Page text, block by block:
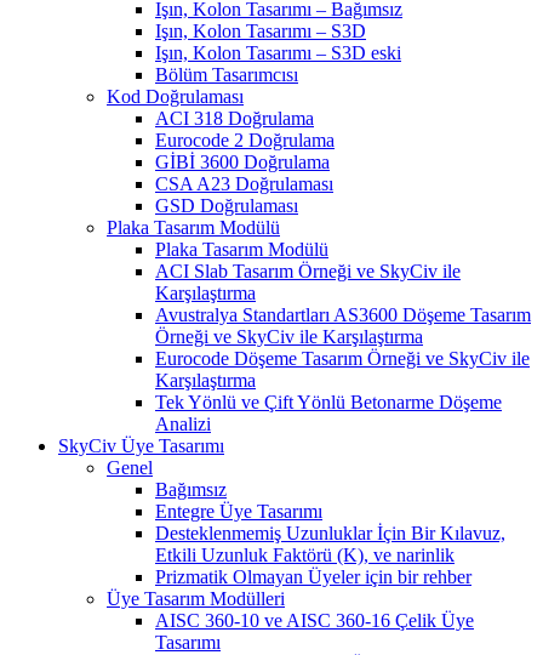
Işın, Kolon Tasarımı – Bağımsız
Işın, Kolon Tasarımı – S3D
Işın, Kolon Tasarımı – S3D eski
Bölüm Tasarımcısı
Kod Doğrulaması
ACI 318 Doğrulama
Eurocode 2 Doğrulama
GİBİ 3600 Doğrulama
CSA A23 Doğrulaması
GSD Doğrulaması
Plaka Tasarım Modülü
Plaka Tasarım Modülü
ACI Slab Tasarım Örneği ve SkyCiv ile
Karşılaştırma
Avustralya Standartları AS3600 Döşeme Tasarım
Örneği ve SkyCiv ile Karşılaştırma
Eurocode Döşeme Tasarım Örneği ve SkyCiv ile
Karşılaştırma
Tek Yönlü ve Çift Yönlü Betonarme Döşeme
Analizi
SkyCiv Üye Tasarımı
Genel
Bağımsız
Entegre Üye Tasarımı
Desteklenmemiş Uzunluklar İçin Bir Kılavuz,
Etkili Uzunluk Faktörü (K), ve narinlik
Prizmatik Olmayan Üyeler için bir rehber
Üye Tasarım Modülleri
AISC 360-10 ve AISC 360-16 Çelik Üye
Tasarımı